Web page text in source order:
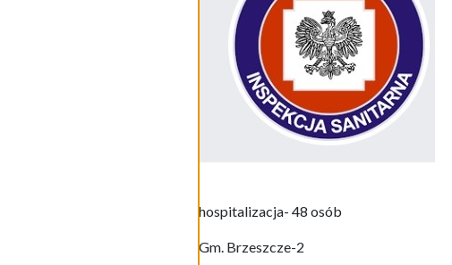
hospitalizacja- 48 osób
Gm. Brzeszcze-2